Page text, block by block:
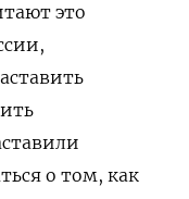
это
о том, как